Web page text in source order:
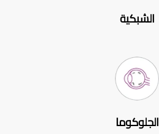
الشبكية
الجلوكوما